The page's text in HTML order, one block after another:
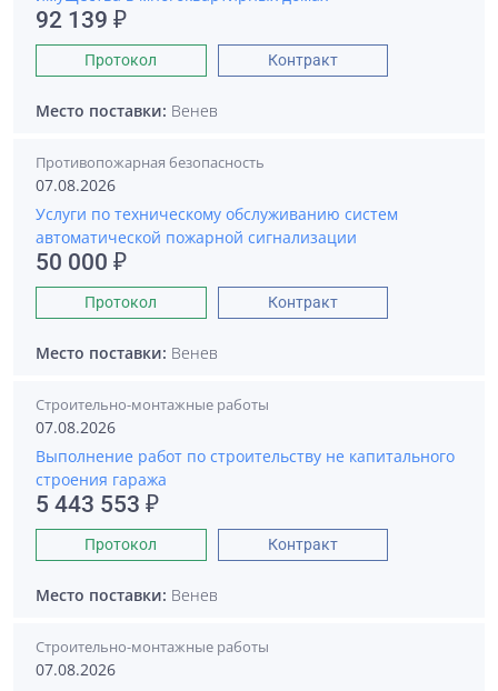
92 139 ₽
Протокол Контракт
Место поставки: Венев
Противопожарная безопасность
07.08.2026
Услуги по техническому обслуживанию систем
автоматической пожарной сигнализации
50 000 ₽
Протокол Контракт
Место поставки: Венев
Строительно-монтажные работы
07.08.2026
Выполнение работ по строительству не капитального
строения гаража
5 443 553 ₽
Протокол Контракт
Место поставки: Венев
Строительно-монтажные работы
07.08.2026